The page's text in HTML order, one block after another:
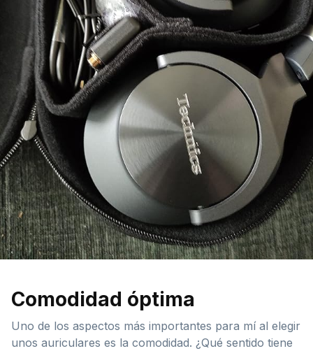
Comodidad óptima
Uno de los aspectos más importantes para mí al elegir
unos auriculares es la comodidad. ¿Qué sentido tiene